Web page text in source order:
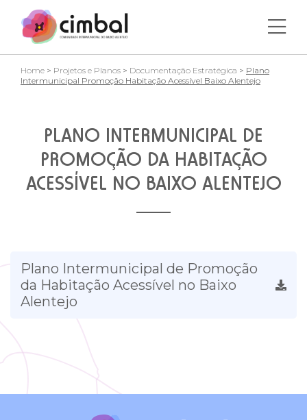
Home > Projetos e Planos > Documentação Estratégica > Plano
Intermunicipal Promoção Habitação Acessível Baixo Alentejo
PLANO INTERMUNICIPAL DE
PROMOÇÃO DA HABITAÇÃO
ACESSÍVEL NO BAIXO ALENTEJO
Plano Intermunicipal de Promoção
da Habitação Acessível no Baixo
Alentejo